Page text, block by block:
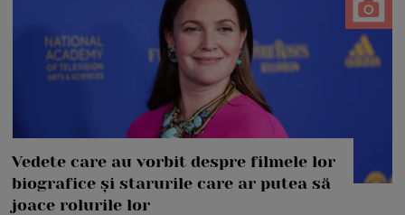
Vedete care au vorbit despre filmele lor
biografice și starurile care ar putea să
joace rolurile lor